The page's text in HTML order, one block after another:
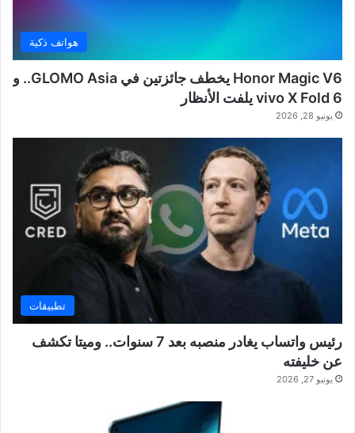
هواتف ذكية
Honor Magic V6 يخطف جائزتين في GLOMO Asia.. و
vivo X Fold 6 يلفت الأنظار
يونيو 28, 2026
تطبيقات
رئيس واتساب يغادر منصبه بعد 7 سنوات.. وميتا تكشف
عن خليفته
يونيو 27, 2026